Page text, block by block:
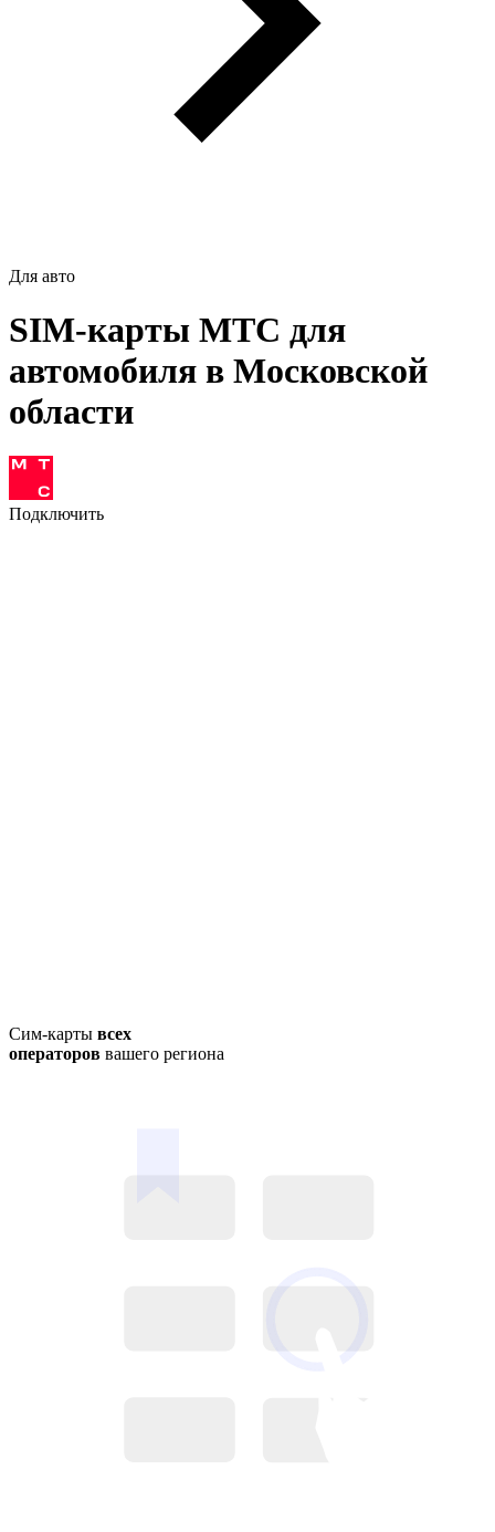
Для авто
SIM-карты МТС для
автомобиля в Московской
области
Подключить
Сим-карты всех
операторов вашего региона